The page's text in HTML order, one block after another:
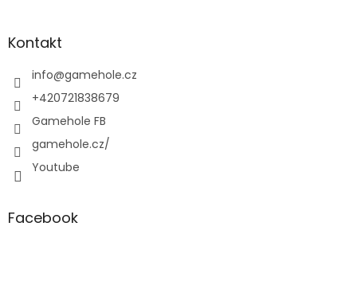
aKontakt
info@gamehole.cz
+420721838679
Gamehole FB
gamehole.cz/
Youtube
Facebook